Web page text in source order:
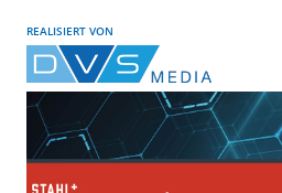
REALISIERT VON